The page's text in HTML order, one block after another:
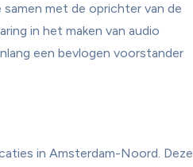
met de oprichter van de
in het maken van audio
een bevlogen voorstander
in Amsterdam-Noord. Deze